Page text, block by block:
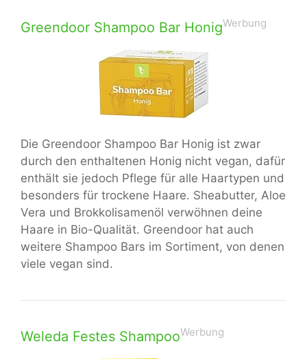
Greendoor Shampoo Bar HonigWerbung
Die Greendoor Shampoo Bar Honig ist zwar
durch den enthaltenen Honig nicht vegan, dafür
enthält sie jedoch Pflege für alle Haartypen und
besonders für trockene Haare. Sheabutter, Aloe
Vera und Brokkolisamenöl verwöhnen deine
Haare in Bio-Qualität. Greendoor hat auch
weitere Shampoo Bars im Sortiment, von denen
viele vegan sind.
Weleda Festes ShampooWerbung